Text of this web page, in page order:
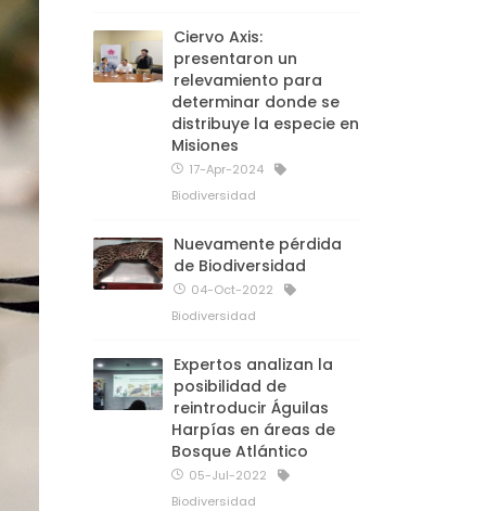
Ciervo Axis:
presentaron un
relevamiento para
determinar donde se
distribuye la especie en
Misiones
17-Apr-2024
Biodiversidad
Nuevamente pérdida
de Biodiversidad
04-Oct-2022
Biodiversidad
Expertos analizan la
posibilidad de
reintroducir Águilas
Harpías en áreas de
Bosque Atlántico
05-Jul-2022
Biodiversidad